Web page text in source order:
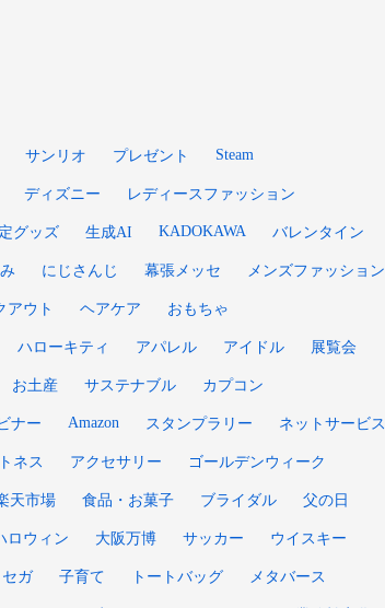
サンリオ プレゼント Steam
ディズニー レディースファッション
グッズ 生成AI KADOKAWA バレンタイン
にじさんじ 幕張メッセ メンズファッション
アウト ヘアケア おもちゃ
ハローキティ アパレル アイドル 展覧会
お土産 サステナブル カプコン
ナー Amazon スタンプラリー ネットサービス
ネス アクセサリー ゴールデンウィーク
天市場 食品・お菓子 ブライダル 父の日
ロウィン 大阪万博 サッカー ウイスキー
セガ 子育て トートバッグ メタバース